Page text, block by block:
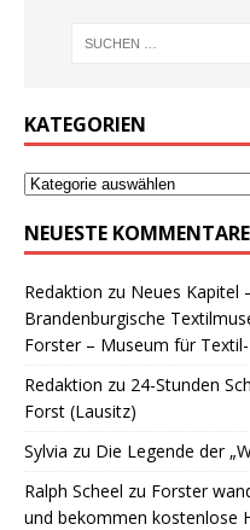
KATEGORIEN
NEUESTE KOMMENTARE
Redaktion zu Neues Kapitel
Brandenburgische
Forster – Museum für
Redaktion zu 24-Stunden
Forst (Lausitz)
Sylvia zu Die Legende der
Ralph Scheel zu Forster
und bekommen kostenlose